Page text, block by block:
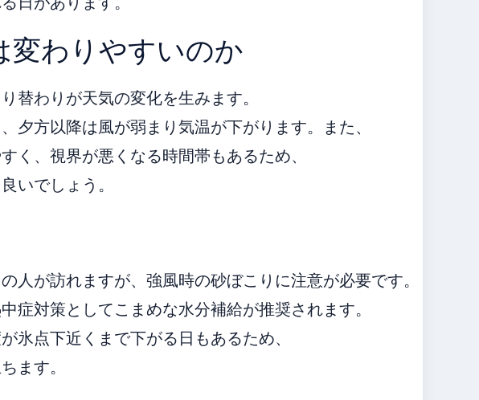
変わりやすいのか
替わりが天気の変化を生みます。
夕方以降は風が弱まり気温が下がります。また、
く、視界が悪くなる時間帯もあるため、
いでしょう。
人が訪れますが、強風時の砂ぼこりに注意が必要です。
症対策としてこまめな水分補給が推奨されます。
氷点下近くまで下がる日もあるため、
ます。